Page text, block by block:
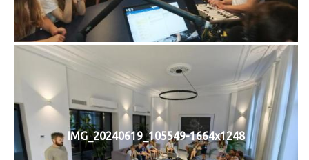
IMG_20240619_105549-1664x1248